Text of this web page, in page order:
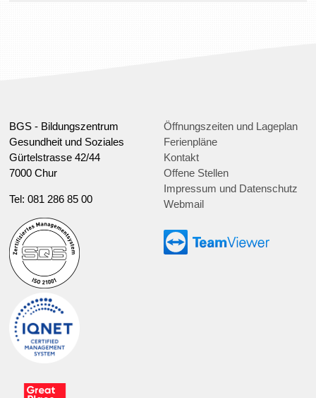
BGS - Bildungszentrum
Gesundheit und Soziales
Gürtelstrasse 42/44
7000 Chur
Tel: 081 286 85 00
Öffnungszeiten und Lageplan
Ferienpläne
Kontakt
Offene Stellen
Impressum und Datenschutz
Webmail